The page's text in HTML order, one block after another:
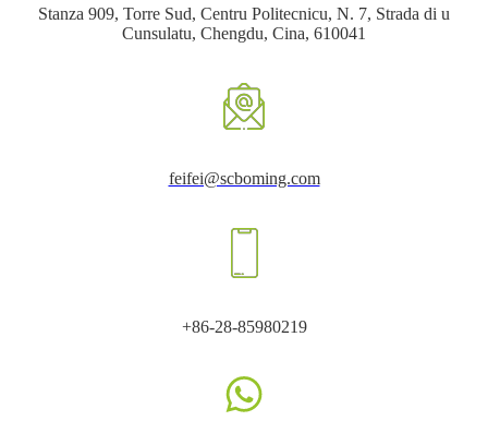
Stanza 909, Torre Sud, Centru Politecnicu, N. 7, Strada di u
Cunsulatu, Chengdu, Cina, 610041
feifei@scboming.com
+86-28-85980219